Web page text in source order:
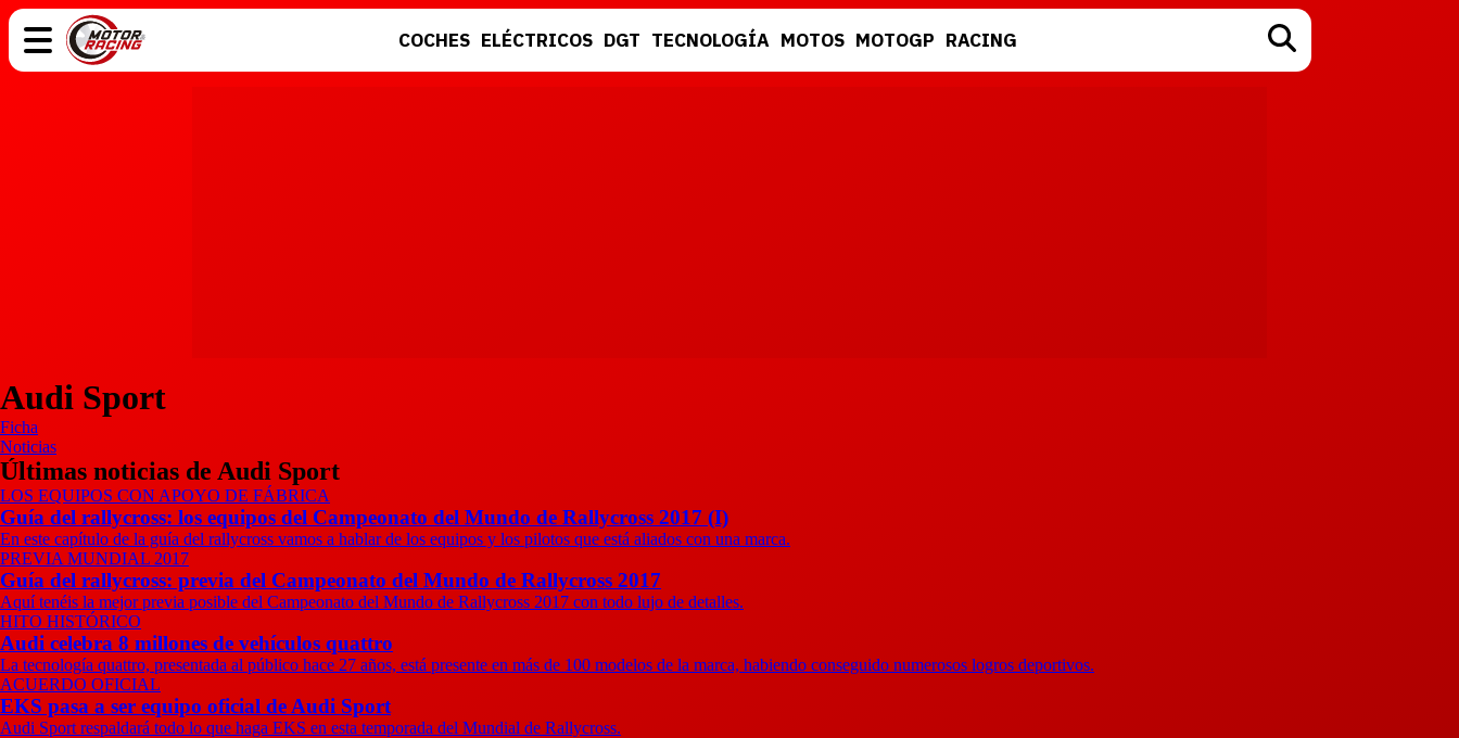
COCHES ELÉCTRICOS DGT TECNOLOGÍA MOTOS MOTOGP RACING
Audi Sport
Ficha
Noticias
Últimas noticias de Audi Sport
LOS EQUIPOS CON APOYO DE FÁBRICA
Guía del rallycross: los equipos del Campeonato del Mundo de Rallycross 2017 (I)
En este capítulo de la guía del rallycross vamos a hablar de los equipos y los pilotos que está aliados con una marca.
PREVIA MUNDIAL 2017
Guía del rallycross: previa del Campeonato del Mundo de Rallycross 2017
Aquí tenéis la mejor previa posible del Campeonato del Mundo de Rallycross 2017 con todo lujo de detalles.
HITO HISTÓRICO
Audi celebra 8 millones de vehículos quattro
La tecnología quattro, presentada al público hace 27 años, está presente en más de 100 modelos de la marca, habiendo conseguido numerosos logros deportivos.
ACUERDO OFICIAL
EKS pasa a ser equipo oficial de Audi Sport
Audi Sport respaldará todo lo que haga EKS en esta temporada del Mundial de Rallycross.